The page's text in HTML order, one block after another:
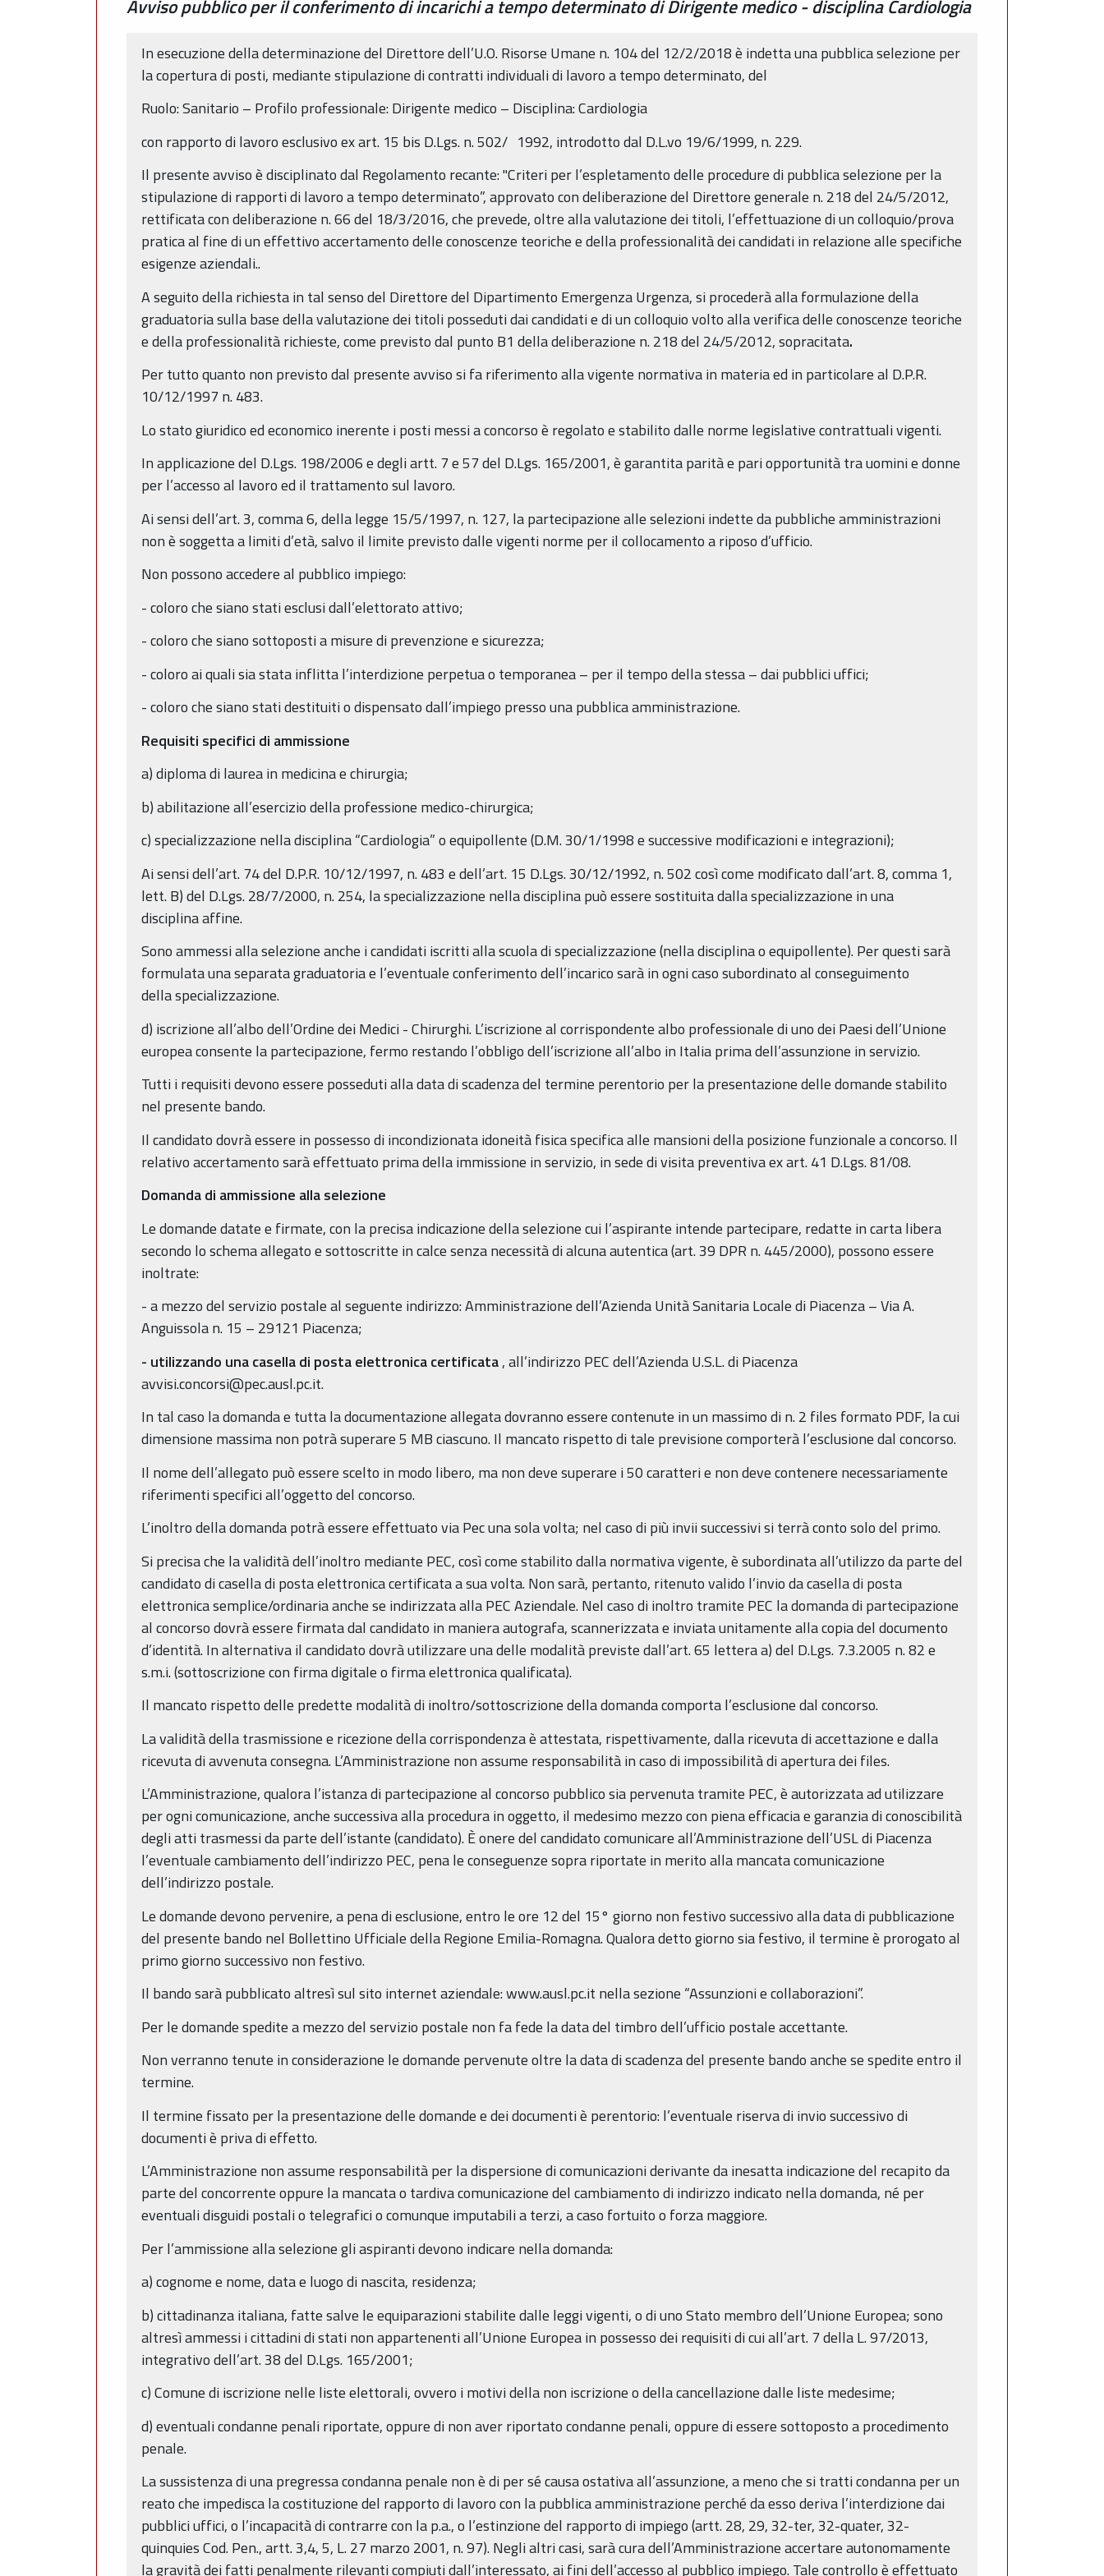
Avviso pubblico per il conferimento di incarichi a tempo determinato di Dirigente medico - disciplina Cardiologia
In esecuzione della determinazione del Direttore dell’U.O. Risorse Umane n. 104 del 12/2/2018 è indetta una pubblica selezione per
la copertura di posti, mediante stipulazione di contratti individuali di lavoro a tempo determinato, del
Ruolo: Sanitario – Profilo professionale: Dirigente medico – Disciplina: Cardiologia
con rapporto di lavoro esclusivo ex art. 15 bis D.Lgs. n. 502/ 1992, introdotto dal D.L.vo 19/6/1999, n. 229.
Il presente avviso è disciplinato dal Regolamento recante: "Criteri per l’espletamento delle procedure di pubblica selezione per la
stipulazione di rapporti di lavoro a tempo determinato”, approvato con deliberazione del Direttore generale n. 218 del 24/5/2012,
rettificata con deliberazione n. 66 del 18/3/2016, che prevede, oltre alla valutazione dei titoli, l’effettuazione di un colloquio/prova
pratica al fine di un effettivo accertamento delle conoscenze teoriche e della professionalità dei candidati in relazione alle specifiche
esigenze aziendali..
A seguito della richiesta in tal senso del Direttore del Dipartimento Emergenza Urgenza, si procederà alla formulazione della
graduatoria sulla base della valutazione dei titoli posseduti dai candidati e di un colloquio volto alla verifica delle conoscenze teoriche
e della professionalità richieste, come previsto dal punto B1 della deliberazione n. 218 del 24/5/2012, sopracitata.
Per tutto quanto non previsto dal presente avviso si fa riferimento alla vigente normativa in materia ed in particolare al D.P.R.
10/12/1997 n. 483.
Lo stato giuridico ed economico inerente i posti messi a concorso è regolato e stabilito dalle norme legislative contrattuali vigenti.
In applicazione del D.Lgs. 198/2006 e degli artt. 7 e 57 del D.Lgs. 165/2001, è garantita parità e pari opportunità tra uomini e donne
per l’accesso al lavoro ed il trattamento sul lavoro.
Ai sensi dell’art. 3, comma 6, della legge 15/5/1997, n. 127, la partecipazione alle selezioni indette da pubbliche amministrazioni
non è soggetta a limiti d’età, salvo il limite previsto dalle vigenti norme per il collocamento a riposo d’ufficio.
Non possono accedere al pubblico impiego:
- coloro che siano stati esclusi dall’elettorato attivo;
- coloro che siano sottoposti a misure di prevenzione e sicurezza;
- coloro ai quali sia stata inflitta l’interdizione perpetua o temporanea – per il tempo della stessa – dai pubblici uffici;
- coloro che siano stati destituiti o dispensato dall’impiego presso una pubblica amministrazione.
Requisiti specifici di ammissione
a) diploma di laurea in medicina e chirurgia;
b) abilitazione all’esercizio della professione medico-chirurgica;
c) specializzazione nella disciplina “Cardiologia” o equipollente (D.M. 30/1/1998 e successive modificazioni e integrazioni);
Ai sensi dell’art. 74 del D.P.R. 10/12/1997, n. 483 e dell’art. 15 D.Lgs. 30/12/1992, n. 502 così come modificato dall’art. 8, comma 1,
lett. B) del D.Lgs. 28/7/2000, n. 254, la specializzazione nella disciplina può essere sostituita dalla specializzazione in una
disciplina affine.
Sono ammessi alla selezione anche i candidati iscritti alla scuola di specializzazione (nella disciplina o equipollente). Per questi sarà
formulata una separata graduatoria e l’eventuale conferimento dell’incarico sarà in ogni caso subordinato al conseguimento
della specializzazione.
d) iscrizione all’albo dell’Ordine dei Medici - Chirurghi. L’iscrizione al corrispondente albo professionale di uno dei Paesi dell’Unione
europea consente la partecipazione, fermo restando l’obbligo dell’iscrizione all’albo in Italia prima dell’assunzione in servizio.
Tutti i requisiti devono essere posseduti alla data di scadenza del termine perentorio per la presentazione delle domande stabilito
nel presente bando.
Il candidato dovrà essere in possesso di incondizionata idoneità fisica specifica alle mansioni della posizione funzionale a concorso. Il
relativo accertamento sarà effettuato prima della immissione in servizio, in sede di visita preventiva ex art. 41 D.Lgs. 81/08.
Domanda di ammissione alla selezione
Le domande datate e firmate, con la precisa indicazione della selezione cui l’aspirante intende partecipare, redatte in carta libera
secondo lo schema allegato e sottoscritte in calce senza necessità di alcuna autentica (art. 39 DPR n. 445/2000), possono essere
inoltrate:
- a mezzo del servizio postale al seguente indirizzo: Amministrazione dell’Azienda Unità Sanitaria Locale di Piacenza – Via A.
Anguissola n. 15 – 29121 Piacenza;
- utilizzando una casella di posta elettronica certificata, all’indirizzo PEC dell’Azienda U.S.L. di Piacenza
avvisi.concorsi@pec.ausl.pc.it.
In tal caso la domanda e tutta la documentazione allegata dovranno essere contenute in un massimo di n. 2 files formato PDF, la cui
dimensione massima non potrà superare 5 MB ciascuno. Il mancato rispetto di tale previsione comporterà l’esclusione dal concorso.
Il nome dell’allegato può essere scelto in modo libero, ma non deve superare i 50 caratteri e non deve contenere necessariamente
riferimenti specifici all’oggetto del concorso.
L’inoltro della domanda potrà essere effettuato via Pec una sola volta; nel caso di più invii successivi si terrà conto solo del primo.
Si precisa che la validità dell’inoltro mediante PEC, così come stabilito dalla normativa vigente, è subordinata all’utilizzo da parte del
candidato di casella di posta elettronica certificata a sua volta. Non sarà, pertanto, ritenuto valido l’invio da casella di posta
elettronica semplice/ordinaria anche se indirizzata alla PEC Aziendale. Nel caso di inoltro tramite PEC la domanda di partecipazione
al concorso dovrà essere firmata dal candidato in maniera autografa, scannerizzata e inviata unitamente alla copia del documento
d’identità. In alternativa il candidato dovrà utilizzare una delle modalità previste dall’art. 65 lettera a) del D.Lgs. 7.3.2005 n. 82 e
s.m.i. (sottoscrizione con firma digitale o firma elettronica qualificata).
Il mancato rispetto delle predette modalità di inoltro/sottoscrizione della domanda comporta l’esclusione dal concorso.
La validità della trasmissione e ricezione della corrispondenza è attestata, rispettivamente, dalla ricevuta di accettazione e dalla
ricevuta di avvenuta consegna. L’Amministrazione non assume responsabilità in caso di impossibilità di apertura dei files.
L’Amministrazione, qualora l’istanza di partecipazione al concorso pubblico sia pervenuta tramite PEC, è autorizzata ad utilizzare
per ogni comunicazione, anche successiva alla procedura in oggetto, il medesimo mezzo con piena efficacia e garanzia di conoscibilità
degli atti trasmessi da parte dell’istante (candidato). È onere del candidato comunicare all’Amministrazione dell’USL di Piacenza
l’eventuale cambiamento dell’indirizzo PEC, pena le conseguenze sopra riportate in merito alla mancata comunicazione
dell’indirizzo postale.
Le domande devono pervenire, a pena di esclusione, entro le ore 12 del 15° giorno non festivo successivo alla data di pubblicazione
del presente bando nel Bollettino Ufficiale della Regione Emilia-Romagna. Qualora detto giorno sia festivo, il termine è prorogato al
primo giorno successivo non festivo.
Il bando sarà pubblicato altresì sul sito internet aziendale: www.ausl.pc.it nella sezione “Assunzioni e collaborazioni”.
Per le domande spedite a mezzo del servizio postale non fa fede la data del timbro dell’ufficio postale accettante.
Non verranno tenute in considerazione le domande pervenute oltre la data di scadenza del presente bando anche se spedite entro il
termine.
Il termine fissato per la presentazione delle domande e dei documenti è perentorio: l’eventuale riserva di invio successivo di
documenti è priva di effetto.
L’Amministrazione non assume responsabilità per la dispersione di comunicazioni derivante da inesatta indicazione del recapito da
parte del concorrente oppure la mancata o tardiva comunicazione del cambiamento di indirizzo indicato nella domanda, né per
eventuali disguidi postali o telegrafici o comunque imputabili a terzi, a caso fortuito o forza maggiore.
Per l’ammissione alla selezione gli aspiranti devono indicare nella domanda:
a) cognome e nome, data e luogo di nascita, residenza;
b) cittadinanza italiana, fatte salve le equiparazioni stabilite dalle leggi vigenti, o di uno Stato membro dell’Unione Europea; sono
altresì ammessi i cittadini di stati non appartenenti all’Unione Europea in possesso dei requisiti di cui all’art. 7 della L. 97/2013,
integrativo dell’art. 38 del D.Lgs. 165/2001;
c) Comune di iscrizione nelle liste elettorali, ovvero i motivi della non iscrizione o della cancellazione dalle liste medesime;
d) eventuali condanne penali riportate, oppure di non aver riportato condanne penali, oppure di essere sottoposto a procedimento
penale.
La sussistenza di una pregressa condanna penale non è di per sé causa ostativa all’assunzione, a meno che si tratti condanna per un
reato che impedisca la costituzione del rapporto di lavoro con la pubblica amministrazione perché da esso deriva l’interdizione dai
pubblici uffici, o l’incapacità di contrarre con la p.a., o l’estinzione del rapporto di impiego (artt. 28, 29, 32-ter, 32-quater, 32-
quinquies Cod. Pen., artt. 3,4, 5, L. 27 marzo 2001, n. 97). Negli altri casi, sarà cura dell’Amministrazione accertare autonomamente
la gravità dei fatti penalmente rilevanti compiuti dall’interessato, ai fini dell’accesso al pubblico impiego. Tale controllo è effettuato